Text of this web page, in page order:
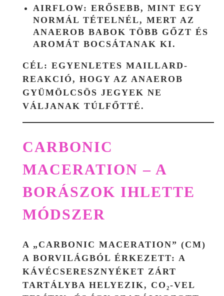
AIRFLOW: ERŐSEBB, MINT EGY
NORMÁL TÉTELNÉL, MERT AZ
ANAEROB BABOK TÖBB GŐZT ÉS
AROMÁT BOCSÁTANAK KI.
CÉL: EGYENLETES MAILLARD-
REAKCIÓ, HOGY AZ ANAEROB
GYÜMÖLCSÖS JEGYEK NE
VÁLJANAK TÚLFŐTTÉ.
CARBONIC
MACERATION – A
BORÁSZOK IHLETTE
MÓDSZER
A „CARBONIC MACERATION” (CM)
A BORVILÁGBÓL ÉRKEZETT: A
KÁVÉCSERESZNYÉKET ZÁRT
TARTÁLYBA HELYEZIK, CO₂-VEL